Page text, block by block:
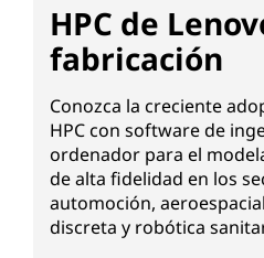
HPC de
fabricación
Conozca la creciente
HPC con software de
ordenador para el
de alta fidelidad en los
automoción,
discreta y robótica